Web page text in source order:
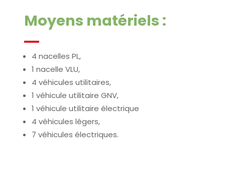
Moyens matériels :
4 nacelles PL,
1 nacelle VLU,
4 véhicules utilitaires,
1 véhicule utilitaire GNV,
1 véhicule utilitaire électrique
4 véhicules légers,
7 véhicules électriques.